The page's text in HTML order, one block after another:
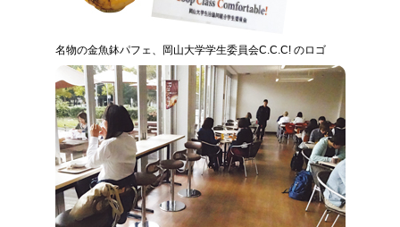
名物の金魚鉢パフェ、岡山大学学生委員会C.C.C! のロゴ